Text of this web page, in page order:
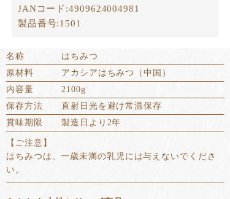
JANコード:4909624004981
製品番号:1501
名称
はちみつ
原材料
アカシアはちみつ（中国）
内容量
2100g
保存方法
直射日光を避け常温保存
賞味期限
製造日より2年
【ご注意】
はちみつは、一歳未満の乳児には与えないでくださ
い。